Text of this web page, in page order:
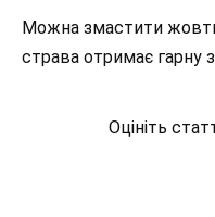
Можна змастити
страва отримає гарну
Оцініть